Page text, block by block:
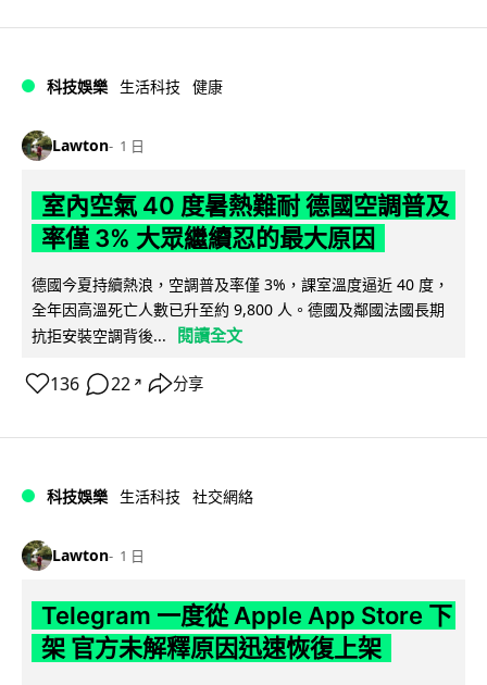
科技娛樂 生活科技 健康
Lawton 1 日
室內空氣 40 度暑熱難耐 德國空調普及
率僅 3% 大眾繼續忍的最大原因
德國今夏持續熱浪，空調普及率僅 3%，課室溫度逼近 40 度，
全年因高溫死亡人數已升至約 9,800 人。德國及鄰國法國長期
抗拒安裝空調背後...
閱讀全文
136 22 ↗ 分享
科技娛樂 生活科技 社交網絡
Lawton 1 日
Telegram 一度從 Apple App Store 下
架 官方未解釋原因迅速恢復上架